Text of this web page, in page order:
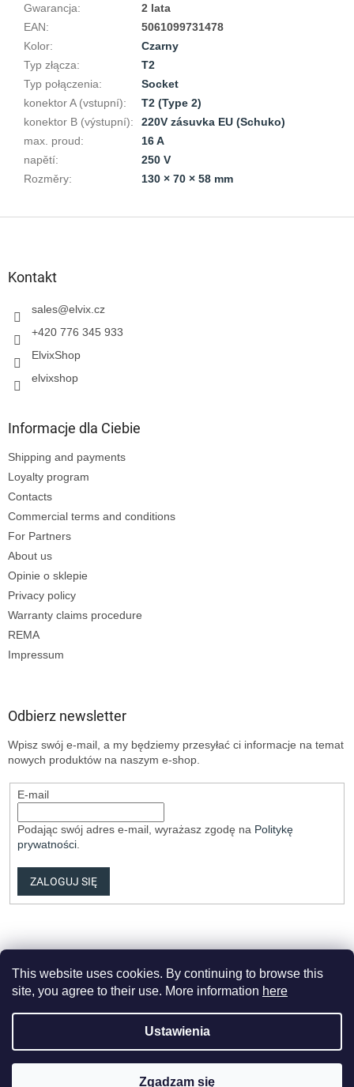
This website uses cookies. By continuing to browse this
site, you agree to their use. More information here
Ustawienia
Zgadzam się
Gwarancja:
2 lata
EAN:
5061099731478
Kolor:
Czarny
Typ złącza:
T2
Typ połączenia:
Socket
konektor A (vstupní):
T2 (Type 2)
konektor B (výstupní):
220V zásuvka EU (Schuko)
max. proud:
16 A
napětí:
250 V
Rozměry: 130 × 70 × 58 mm
Kontakt
sales@elvix.cz
+420 776 345 933
ElvixShop
elvixshop
Informacje dla Ciebie
Shipping and payments
Loyalty program
Contacts
Commercial terms and conditions
For Partners
About us
Opinie o sklepie
Privacy policy
Warranty claims procedure
REMA
Impressum
Odbierz newsletter
Wpisz swój e-mail, a my będziemy przesyłać ci informacje na temat
nowych produktów na naszym e-shop.
E-mail
Podając swój adres e-mail, wyrażasz zgodę na Politykę
prywatności.
ZALOGUJ SIĘ
ustawienia plików cookie